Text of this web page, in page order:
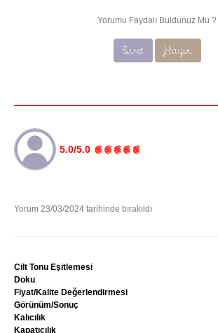
Yorumu Faydalı Buldunuz Mu ?
Evet Hayır
5.0/5.0
Yorum 23/03/2024 tarihinde bırakıldı
Cilt Tonu Eşitlemesi
Doku
Fiyat/Kalite Değerlendirmesi
Görünüm/Sonuç
Kalıcılık
Kapatıcılık